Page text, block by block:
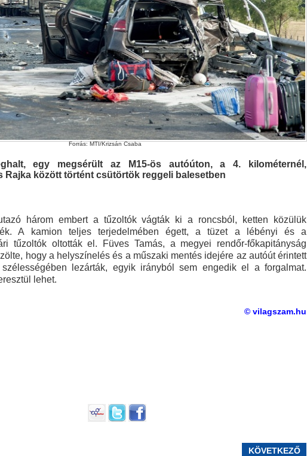
Forrás: MTI/Krizsán Csaba
egy megsérült az M15-ös autóúton, a 4. kilométernél,
Rajka között történt csütörtök reggeli balesetben
három embert a tűzoltók vágták ki a roncsból, ketten közülük
A kamion teljes terjedelmében égett, a tüzet a lébényi és a
tűzoltók oltották el. Füves Tamás, a megyei rendőr-főkapitányság
hogy a helyszínelés és a műszaki mentés idejére az autóút érintett
lezárták, egyik irányból sem engedik el a forgalmat.
lehet.
© vilagszam.hu
KÖVETKEZŐ